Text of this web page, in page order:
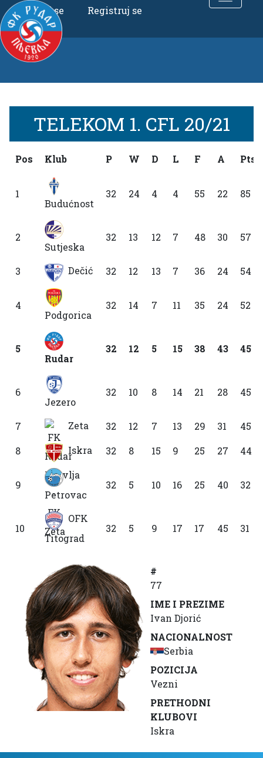
Uloguj se Registruj se
TELEKOM 1. CFL 20/21
Pos Klub P W D L F A Pts
1
Budućnost
32 24 4 4 55 22 85
2
Sutjeska
32 13 12 7 48 30 57
3 Dečić 32 12 13 7 36 24 54
4
Podgorica
32 14 7 11 35 24 52
5
Rudar
32 12 5 15 38 43 45
6
Jezero
32 10 8 14 21 28 45
7 Zeta 32 12 7 13 29 31
45
8
Iskra 32 8 15 9 25 27 44
9
Petrovac
32 5 10 16 25 40 32
10
OFK
Titograd
32 5 9 17 17 45 31
#
77
IME I PREZIME
Ivan Djorić
NACIONALNOST
Serbia
POZICIJA
Vezni
PRETHODNI
KLUBOVI
Iskra